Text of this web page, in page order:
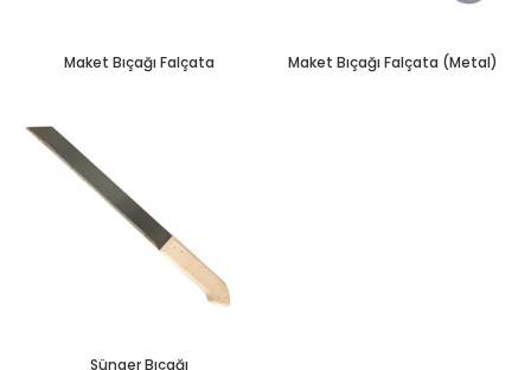
Maket Bıçağı Falçata Maket Bıçağı Falçata (Metal)
Sünger Bıçağı